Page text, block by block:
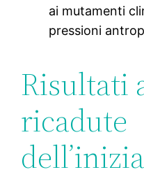
ai mutamenti
pressioni
Risultati
ricadute